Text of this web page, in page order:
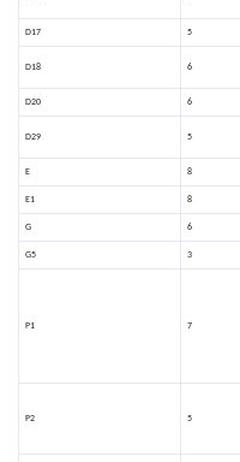
D17 5
D18 6
D20 6
D29 5
E 8
E1 8
G 6
G5 3
P1 7
P2 5